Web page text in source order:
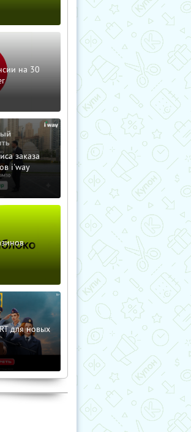
на 30
заказа
i'way
для новых